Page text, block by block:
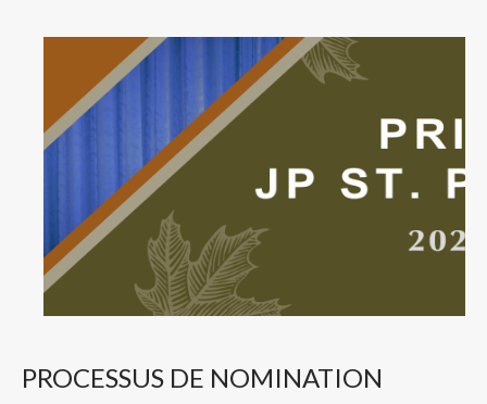
PROCESSUS DE NOMINATION